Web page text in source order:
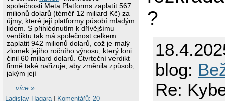
společnosti Meta Platforms zaplatit 567
milionů dolarů (téměř 12 miliard Kč) za
újmy, které její platformy působí mladým
lidem. S přihlédnutím k dřívějšímu
verdiktu tak má společnost celkem
zaplatit 942 milionů dolarů, což je malý
zlomek jejího ročního výnosu, který loni
činil 60 miliard dolarů. Čtvrteční verdikt
firmě také nařizuje, aby změnila způsob,
jakým její
…více »
Ladislav Hagara| Komentářů: 20
?
blog:
Re: